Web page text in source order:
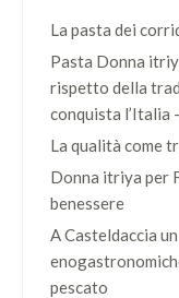
La pasta dei
Pasta Donna
rispetto della
conquista l’Italia
La qualità come
Donna itriya per
benessere
A Casteldaccia
pescato